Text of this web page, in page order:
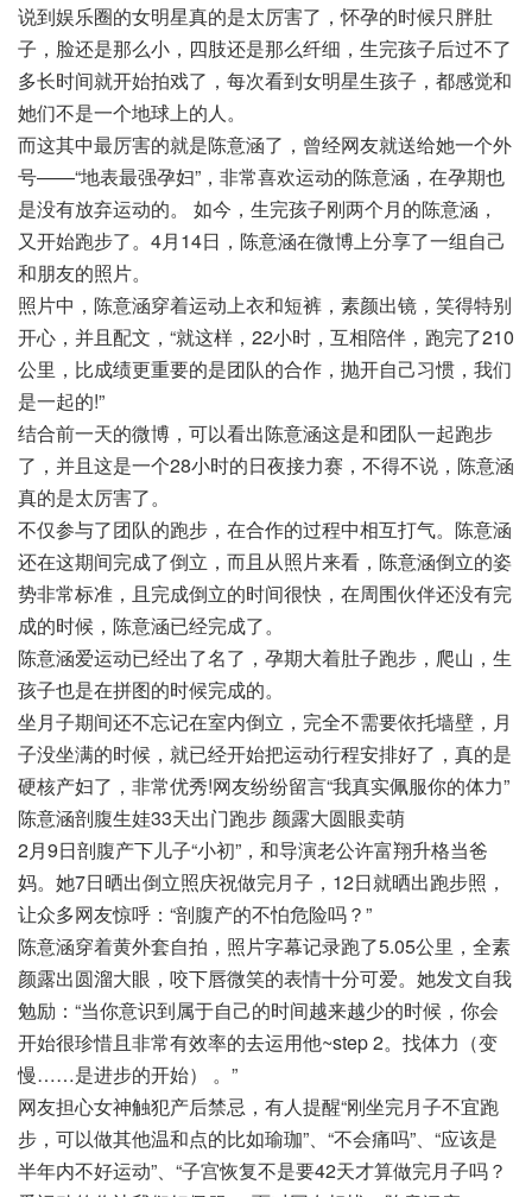
说到娱乐圈的女明星真的是太厉害了，怀孕的时候只胖肚
子，脸还是那么小，四肢还是那么纤细，生完孩子后过不了
多长时间就开始拍戏了，每次看到女明星生孩子，都感觉和
她们不是一个地球上的人。
而这其中最厉害的就是陈意涵了，曾经网友就送给她一个外
号——“地表最强孕妇”，非常喜欢运动的陈意涵，在孕期也
是没有放弃运动的。 如今，生完孩子刚两个月的陈意涵，
又开始跑步了。4月14日，陈意涵在微博上分享了一组自己
和朋友的照片。
照片中，陈意涵穿着运动上衣和短裤，素颜出镜，笑得特别
开心，并且配文，“就这样，22小时，互相陪伴，跑完了210
公里，比成绩更重要的是团队的合作，抛开自己习惯，我们
是一起的!”
结合前一天的微博，可以看出陈意涵这是和团队一起跑步
了，并且这是一个28小时的日夜接力赛，不得不说，陈意涵
真的是太厉害了。
不仅参与了团队的跑步，在合作的过程中相互打气。陈意涵
还在这期间完成了倒立，而且从照片来看，陈意涵倒立的姿
势非常标准，且完成倒立的时间很快，在周围伙伴还没有完
成的时候，陈意涵已经完成了。
陈意涵爱运动已经出了名了，孕期大着肚子跑步，爬山，生
孩子也是在拼图的时候完成的。
坐月子期间还不忘记在室内倒立，完全不需要依托墙壁，月
子没坐满的时候，就已经开始把运动行程安排好了，真的是
硬核产妇了，非常优秀!网友纷纷留言“我真实佩服你的体力”
陈意涵剖腹生娃33天出门跑步 颜露大圆眼卖萌
2月9日剖腹产下儿子“小初”，和导演老公许富翔升格当爸
妈。她7日晒出倒立照庆祝做完月子，12日就晒出跑步照，
让众多网友惊呼：“剖腹产的不怕危险吗？”
陈意涵穿着黄外套自拍，照片字幕记录跑了5.05公里，全素
颜露出圆溜大眼，咬下唇微笑的表情十分可爱。她发文自我
勉励：“当你意识到属于自己的时间越来越少的时候，你会
开始很珍惜且非常有效率的去运用他~step 2。找体力（变
慢……是进步的开始） 。”
网友担心女神触犯产后禁忌，有人提醒“刚坐完月子不宜跑
步，可以做其他温和点的比如瑜珈”、“不会痛吗”、“应该是
半年内不好运动”、“子宫恢复不是要42天才算做完月子吗？